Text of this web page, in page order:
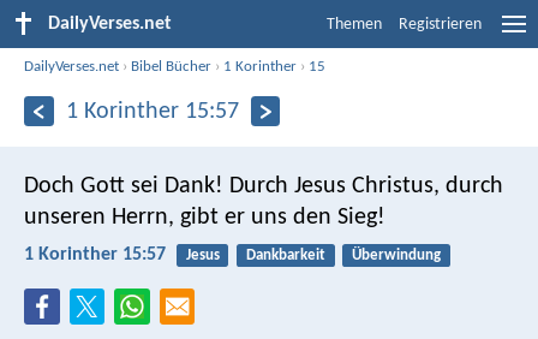
DailyVerses.net Themen Registrieren
DailyVerses.net › Bibel Bücher › 1 Korinther › 15
1 Korinther 15:57
Doch Gott sei Dank! Durch Jesus Christus, durch
unseren Herrn, gibt er uns den Sieg!
1 Korinther 15:57 Jesus Dankbarkeit Überwindung